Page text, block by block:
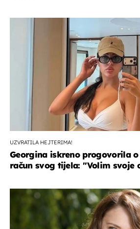
UZVRATILA HEJTERIMA!
Georgina iskreno progovorila
račun svog tijela: ''Volim svoje